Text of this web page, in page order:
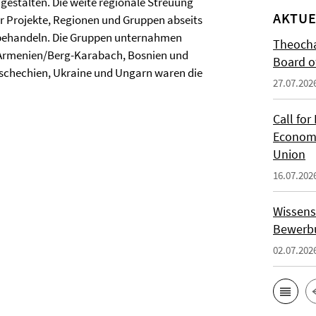
Regionen und Gruppen abseits
Die Gruppen unternahmen
Berg-Karabach, Bosnien und
Ukraine und Ungarn waren die
Board
Call for
Union